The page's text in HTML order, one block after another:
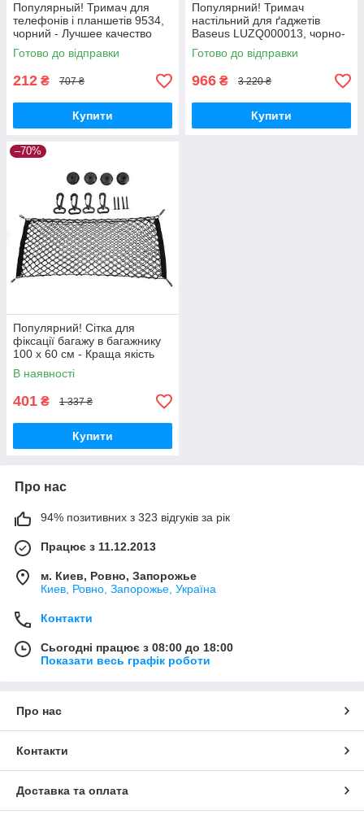
Популярный! Тримач для
телефонів і планшетів 9534,
чорний - Лучшее качество
только на Nukleon.com.ua
Готово до відправки
212 ₴ 707 ₴
Купити
Популярний! Тримач
настільний для ґаджетів
Baseus LUZQ000013, чорно-
сірий - Краща якість тільки на
Nukleon.com.ua
Готово до відправки
966 ₴ 3 220 ₴
Купити
–70%
Популярний! Сітка для
фіксації багажу в багажнику
100 х 60 см - Краща якість
тільки на Nukleon.com.ua
В наявності
401 ₴ 1 337 ₴
Купити
Про нас
94% позитивних з 323 відгуків за рік
Працює з 11.12.2013
м. Киев, Ровно, Запорожье
Киев, Ровно, Запорожье, Україна
Контакти
Сьогодні працює з 08:00 до 18:00
Показати весь графік роботи
Про нас
Контакти
Доставка та оплата